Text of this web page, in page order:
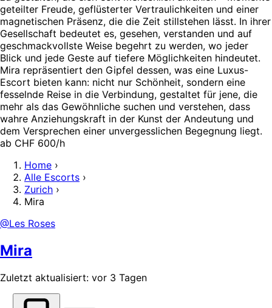
geteilter Freude, geflüsterter Vertraulichkeiten und einer
magnetischen Präsenz, die die Zeit stillstehen lässt. In ihrer
Gesellschaft bedeutet es, gesehen, verstanden und auf
geschmackvollste Weise begehrt zu werden, wo jeder
Blick und jede Geste auf tiefere Möglichkeiten hindeutet.
Mira repräsentiert den Gipfel dessen, was eine Luxus-
Escort bieten kann: nicht nur Schönheit, sondern eine
fesselnde Reise in die Verbindung, gestaltet für jene, die
mehr als das Gewöhnliche suchen und verstehen, dass
wahre Anziehungskraft in der Kunst der Andeutung und
dem Versprechen einer unvergesslichen Begegnung liegt.
ab CHF 600/h
Home ›
Alle Escorts ›
Zurich ›
Mira
@Les Roses
Mira
Zuletzt aktualisiert: vor 3 Tagen